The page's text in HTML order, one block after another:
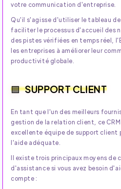
votre communication d'entreprise.
Qu'il s'agisse d'utiliser le tableau
faciliter le processus d'accueil des
des pistes vérifiées en temps réel,
les entreprises à améliorer leur
productivité globale.
SUPPORT CLIENT
En tant que l'un des meilleurs
gestion de la relation client, ce
excellente équipe de support client
l'aide adéquate.
Il existe trois principaux moyens de
d'assistance si vous avez besoin
compte :